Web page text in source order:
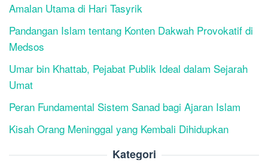
Amalan Utama di Hari Tasyrik
Pandangan Islam tentang Konten Dakwah Provokatif di
Medsos
Umar bin Khattab, Pejabat Publik Ideal dalam Sejarah
Umat
Peran Fundamental Sistem Sanad bagi Ajaran Islam
Kisah Orang Meninggal yang Kembali Dihidupkan
Kategori